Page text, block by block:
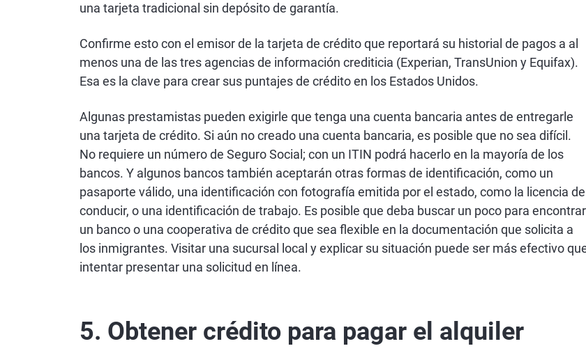
una tarjeta tradicional sin depósito de garantía.
Confirme esto con el emisor de la tarjeta de crédito que reportará su historial de pagos a al
menos una de las tres agencias de información crediticia (Experian, TransUnion y Equifax).
Esa es la clave para crear sus puntajes de crédito en los Estados Unidos.
Algunas prestamistas pueden exigirle que tenga una cuenta bancaria antes de entregarle
una tarjeta de crédito. Si aún no creado una cuenta bancaria, es posible que no sea difícil.
No requiere un número de Seguro Social; con un ITIN podrá hacerlo en la mayoría de los
bancos. Y algunos bancos también aceptarán otras formas de identificación, como un
pasaporte válido, una identificación con fotografía emitida por el estado, como la licencia de
conducir, o una identificación de trabajo. Es posible que deba buscar un poco para encontrar
un banco o una cooperativa de crédito que sea flexible en la documentación que solicita a
los inmigrantes. Visitar una sucursal local y explicar su situación puede ser más efectivo
intentar presentar una solicitud en línea.
5. Obtener crédito para pagar el alquiler